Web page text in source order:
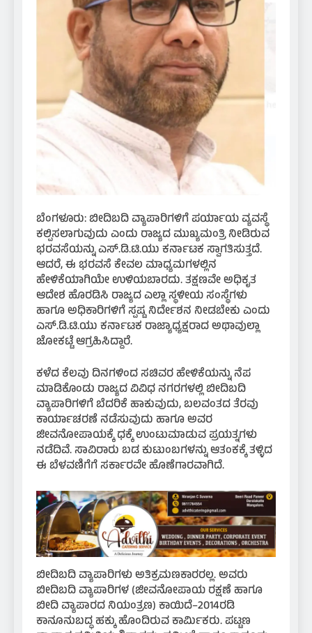
ಬೆಂಗಳೂರು: ಬೀದಿಬದಿ ವ್ಯಾಪಾರಿಗಳಿಗೆ ಪರ್ಯಾಯ ವ್ಯವಸ್ಥೆ
ಕಲ್ಪಿಸಲಾಗುವುದು ಎಂದು ರಾಜ್ಯದ ಮುಖ್ಯಮಂತ್ರಿ ನೀಡಿರುವ
ಭರವಸೆಯನ್ನು ಎಸ್.ಡಿ.ಟಿ.ಯು ಕರ್ನಾಟಕ ಸ್ವಾಗತಿಸುತ್ತದೆ.
ಆದರೆ, ಈ ಭರವಸೆ ಕೇವಲ ಮಾಧ್ಯಮಗಳಲ್ಲಿನ
ಹೇಳಿಕೆಯಾಗಿಯೇ ಉಳಿಯಬಾರದು. ತಕ್ಷಣವೇ ಅಧಿಕೃತ
ಆದೇಶ ಹೊರಡಿಸಿ ರಾಜ್ಯದ ಎಲ್ಲಾ ಸ್ಥಳೀಯ ಸಂಸ್ಥೆಗಳು
ಹಾಗೂ ಅಧಿಕಾರಿಗಳಿಗೆ ಸ್ಪಷ್ಟ ನಿರ್ದೇಶನ ನೀಡಬೇಕು ಎಂದು
ಎಸ್.ಡಿ.ಟಿ.ಯು ಕರ್ನಾಟಕ ರಾಜ್ಯಾಧ್ಯಕ್ಷರಾದ ಅಥಾವುಲ್ಲಾ
ಜೋಕಟ್ಟೆ ಆಗ್ರಹಿಸಿದ್ದಾರೆ.
ಕಳೆದ ಕೆಲವು ದಿನಗಳಿಂದ ಸಚಿವರ ಹೇಳಿಕೆಯನ್ನು ನೆಪ
ಮಾಡಿಕೊಂಡು ರಾಜ್ಯದ ವಿವಿಧ ನಗರಗಳಲ್ಲಿ ಬೀದಿಬದಿ
ವ್ಯಾಪಾರಿಗಳಿಗೆ ಬೆದರಿಕೆ ಹಾಕುವುದು, ಬಲವಂತದ ತೆರವು
ಕಾರ್ಯಾಚರಣೆ ನಡೆಸುವುದು ಹಾಗೂ ಅವರ
ಜೀವನೋಪಾಯಕ್ಕೆ ಧಕ್ಕೆ ಉಂಟುಮಾಡುವ ಪ್ರಯತ್ನಗಳು
ನಡೆದಿವೆ. ಸಾವಿರಾರು ಬಡ ಕುಟುಂಬಗಳನ್ನು ಆತಂಕಕ್ಕೆ ತಳ್ಳಿದ
ಈ ಬೆಳವಣಿಗೆಗೆ ಸರ್ಕಾರವೇ ಹೊಣೆಗಾರವಾಗಿದೆ.
ಬೀದಿಬದಿ ವ್ಯಾಪಾರಿಗಳು ಅತಿಕ್ರಮಣಕಾರರಲ್ಲ. ಅವರು
ಬೀದಿಬದಿ ವ್ಯಾಪಾರಿಗಳ (ಜೀವನೋಪಾಯ ರಕ್ಷಣೆ ಹಾಗೂ
ಬೀದಿ ವ್ಯಾಪಾರದ ನಿಯಂತ್ರಣ) ಕಾಯಿದೆ–2014ರಡಿ
ಕಾನೂನುಬದ್ಧ ಹಕ್ಕು ಹೊಂದಿರುವ ಕಾರ್ಮಿಕರು. ಪಟ್ಟಣ